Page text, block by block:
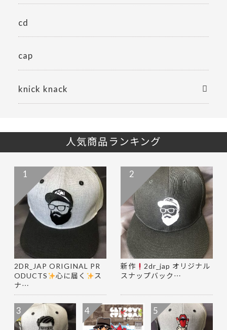
cd
cap
knick knack
人気商品ランキング
2DR_JAP ORIGINAL PR
ODUCTS
心に届く
ス
ナ…
1
新作
2dr_jap オリジナル
スナップバック…
2
3 4 5